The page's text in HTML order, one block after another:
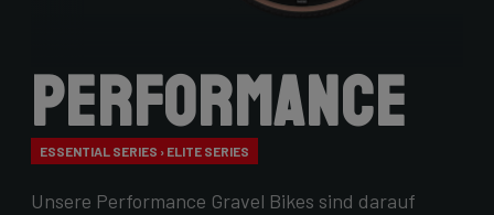
Performance
ESSENTIAL SERIES › ELITE SERIES
Unsere Performance Gravel Bikes sind darauf